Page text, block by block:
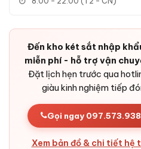
nguồn ngoài khẩn cấp -
Bản lề chìm:Bản lề ẩn bên
cạy phá từ bên ngoài.
Vỏ két chắc chắn:Thép
kháng được công cụ phá két
Thiết kế đẹp mắt:
Đường
được trong phòng khách,
sạn, cửa hàng mà vẫn sang
Đến kho két sắt nhập
miễn phí - hỗ trợ vận
Đặt lịch hẹn trước qua
giàu kinh nghiệm tiếp
Gọi ngay
Xem bản đồ & chi tiết hệ